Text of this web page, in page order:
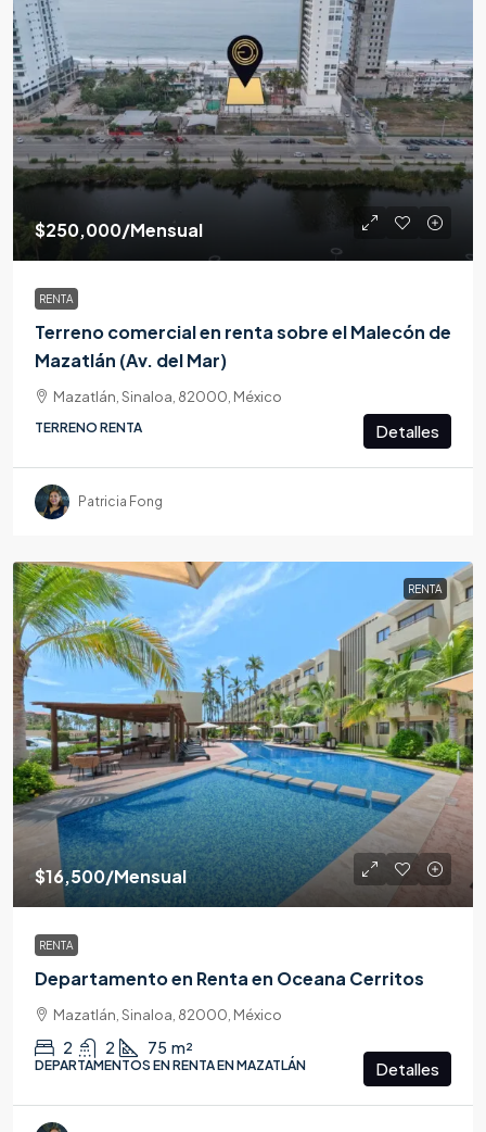
$250,000/Mensual
RENTA
Terreno comercial en renta sobre el Malecón de
Mazatlán (Av. del Mar)
Mazatlán, Sinaloa, 82000, México
TERRENO RENTA Detalles
Patricia Fong
RENTA
$16,500/Mensual
RENTA
Departamento en Renta en Oceana Cerritos
Mazatlán, Sinaloa, 82000, México
2 2 75 m²
DEPARTAMENTOS EN RENTA EN MAZATLÁN Detalles